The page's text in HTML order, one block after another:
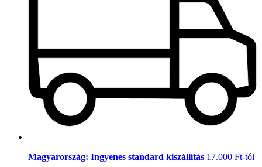
Magyarország: Ingyenes standard kiszállítás 17.000 Ft-tól